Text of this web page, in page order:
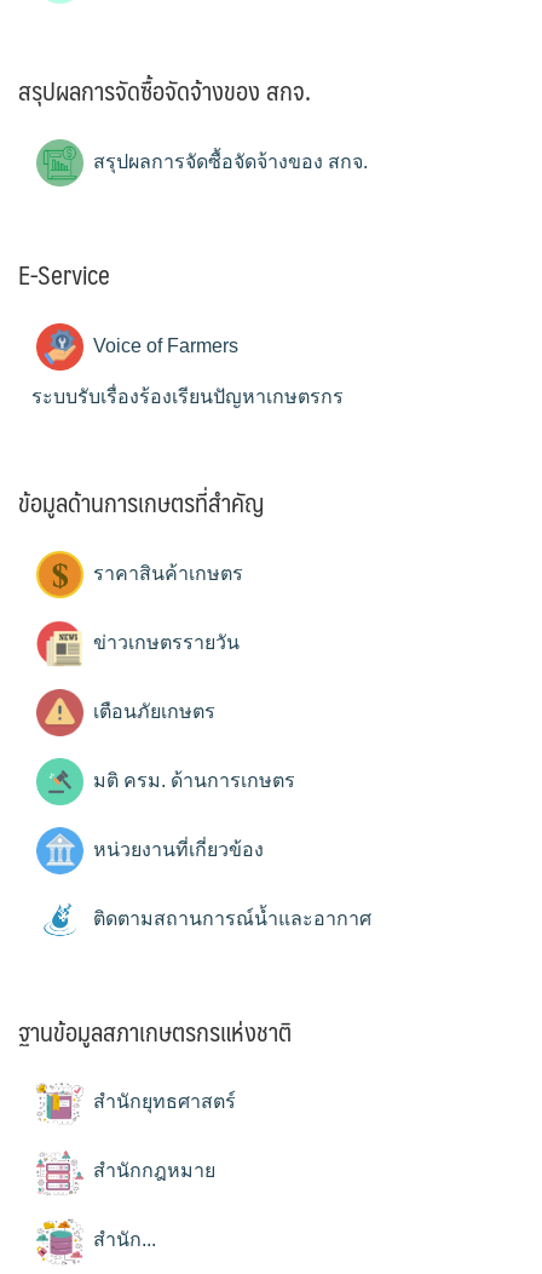
สรุปผลการจัดซื้อจัดจ้างของ สกจ.
สรุปผลการจัดซื้อจัดจ้างของ สกจ.
E-Service
Voice of Farmers
ระบบรับเรื่องร้องเรียนปัญหาเกษตรกร
ข้อมูลด้านการเกษตรที่สำคัญ
ราคาสินค้าเกษตร
ข่าวเกษตรรายวัน
เตือนภัยเกษตร
มติ ครม. ด้านการเกษตร
หน่วยงานที่เกี่ยวข้อง
ติดตามสถานการณ์น้ำและอากาศ
ฐานข้อมูลสภาเกษตรกรแห่งชาติ
สำนักยุทธศาสตร์
สำนักกฎหมาย
สำนัก...